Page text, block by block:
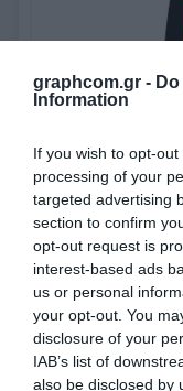
graphcom.gr -
Information
If you wish to opt-
processing of your
targeted advertising
section to confirm
opt-out request is
interest-based ads
us or personal
your opt-out. You
disclosure of your
IAB’s list of
also be disclosed by
HUMICHECK
Μετρητής υγρασίας